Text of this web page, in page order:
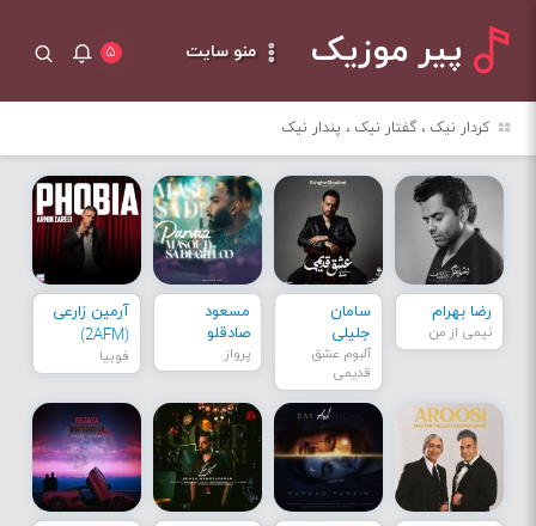
پیر موزیک منو سایت ۵
کردار نیک ، گفتار نیک ، پندار نیک
رضا بهرام
نیمی از من
سامان
جلیلی
آلبوم عشق
قدیمی
مسعود
صادقلو
پرواز
آرمین زارعی
(2AFM)
فوبیا